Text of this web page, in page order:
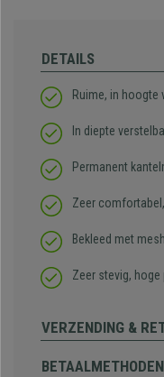
DETAILS
Ruime, in hoogte
In diepte
Permanent
Zeer
Bekleed met
Zeer stevig,
VERZENDING &
BETAALMETHODEN